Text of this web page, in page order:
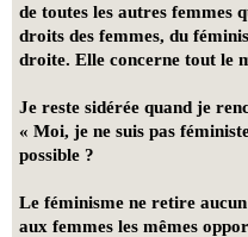
de toutes les autres femmes
droits des femmes, du
droite. Elle concerne tout le
Je reste sidérée quand je
« Moi, je ne suis pas
possible ?
Le féminisme ne retire
aux femmes les mêmes